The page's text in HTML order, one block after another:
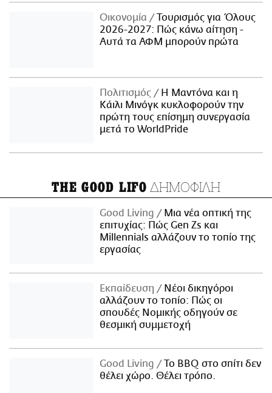
Οικονομία
Τουρισμός για Όλους
2026-2027: Πώς κάνω αίτηση -
Αυτά τα ΑΦΜ μπορούν πρώτα
Πολιτισμός
Η Μαντόνα και η
Κάιλι Μινόγκ κυκλοφορούν την
πρώτη τους επίσημη συνεργασία
μετά το WorldPride
THE GOOD LIFO ΔΗΜΟΦΙΛΗ
Good Living
Μια νέα οπτική της
επιτυχίας: Πώς Gen Zs και
Millennials αλλάζουν το τοπίο της
εργασίας
Εκπαίδευση
Νέοι δικηγόροι
αλλάζουν το τοπίο: Πώς οι
σπουδές Νομικής οδηγούν σε
θεσμική συμμετοχή
Good Living
Το BBQ στο σπίτι δεν
θέλει χώρο. Θέλει τρόπο.